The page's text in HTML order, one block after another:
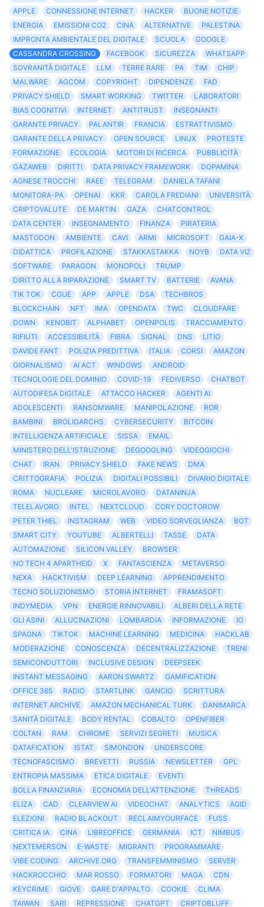
APPLE
CONNESSIONE INTERNET HACKER
BUONE NOTIZIE
ENERGIA
EMISSIONI CO2 CINA ALTERNATIVE
PALESTINA
IMPRONTA AMBIENTALE DEL DIGITALE
SCUOLA
GOOGLE
CASSANDRA CROSSING
FACEBOOK SICUREZZA
WHATSAPP
SOVRANITÀ DIGITALE
LLM TERRE RARE PA TIM
CHIP
MALWARE
AGCOM COPYRIGHT DIPENDENZE
FAD
PRIVACY SHIELD
SMART WORKING TWITTER
LABORATORI
BIAS COGNITIVI
INTERNET ANTITRUST
INSEGNANTI
GARANTE PRIVACY
PALANTIR FRANCIA
ESTRATTIVISMO
GARANTE DELLA PRIVACY
OPEN SOURCE LINUX
PROTESTE
FORMAZIONE
ECOLOGIA MOTORI DI RICERCA
PUBBLICITÀ
GAZAWEB
DIRITTI DATA PRIVACY FRAMEWORK
DOPAMINA
AGNESE TROCCHI
RAEE TELEGRAM
DANIELA TAFANI
MONITORA-PA
OPENAI KKR CAROLA FREDIANI
UNIVERSITÀ
CRIPTOVALUTE
DE MARTIN GAZA
CHATCONTROL
DATA CENTER
INSEGNAMENTO FINANZA
PIRATERIA
MASTODON
AMBIENTE CAVI ARMI MICROSOFT
GAIA-X
DIDATTICA
PROFILAZIONE STAKKASTAKKA NOYB
DATA VIZ
SOFTWARE
PARAGON MONOPOLI
TRUMP
DIRITTO ALLA RIPARAZIONE
SMART TV BATTERIE
AVANA
TIK TOK
CGUE APP APPLE DSA
TECHBROS
BLOCKCHAIN
NFT IMA OPENDATA TWC
CLOUDFARE
DOWN
KENOBIT ALPHABET OPENPOLIS
TRACCIAMENTO
RIFIUTI
ACCESSIBILITÀ FIBRA SIGNAL DNS
LITIO
DAVIDE FANT
POLIZIA PREDITTIVA ITALIA CORSI
AMAZON
GIORNALISMO
AI ACT WINDOWS
ANDROID
TECNOLOGIE DEL DOMINIO
COVID-19 FEDIVERSO
CHATBOT
AUTODIFESA DIGITALE
ATTACCO HACKER
AGENTI AI
ADOLESCENTI
RANSOMWARE MANIPOLAZIONE
ROR
BAMBINI
BROLIGARCHS CYBERSECURITY
BITCOIN
INTELLIGENZA ARTIFICIALE
SISSA
EMAIL
MINISTERO DELL'ISTRUZIONE
DEGOOGLING
VIDEOGIOCHI
CHAT
IRAN PRIVACY SHIELD FAKE NEWS
DMA
CRITTOGRAFIA
POLIZIA DIGITALI POSSIBILI
DIVARIO DIGITALE
ROMA
NUCLEARE MICROLAVORO
DATANINJA
TELELAVORO
INTEL NEXTCLOUD
CORY DOCTOROW
PETER THIEL
INSTAGRAM WEB VIDEO SORVEGLIANZA
BOT
SMART CITY
YOUTUBE ALBERTELLI TASSE
DATA
AUTOMAZIONE
SILICON VALLEY
BROWSER
NO TECH 4 APARTHEID
X FANTASCIENZA
METAVERSO
NEXA
HACKTIVISM DEEP LEARNING
APPRENDIMENTO
TECNO SOLUZIONISMO
STORIA INTERNET
FRAMASOFT
INDYMEDIA
VPN ENERGIE RINNOVABILI
ALBERI DELLA RETE
GLI ASINI
ALLUCINAZIONI LOMBARDIA INFORMAZIONE
IO
SPAGNA
TIKTOK MACHINE LEARNING MEDICINA
HACKLAB
MODERAZIONE
CONOSCENZA DECENTRALIZZAZIONE
TRENI
SEMICONDUTTORI
INCLUSIVE DESIGN
DEEPSEEK
INSTANT MESSAGING
AARON SWARTZ
GAMIFICATION
OFFICE 365
RADIO STARTLINK GANCIO
SCRITTURA
INTERNET ARCHIVE
AMAZON MECHANICAL TURK
DANIMARCA
SANITÀ DIGITALE
BODY RENTAL COBALTO
OPENFIBER
COLTAN
RAM CHROME SERVIZI SEGRETI
MUSICA
DATAFICATION
ISTAT SIMONDON
UNDERSCORE
TECNOFASCISMO
BREVETTI RUSSIA NEWSLETTER
GPL
ENTROPIA MASSIMA
ETICA DIGITALE
EVENTI
BOLLA FINANZIARIA
ECONOMIA DELL'ATTENZIONE
THREADS
ELIZA
CAD CLEARVIEW AI VIDEOCHAT ANALYTICS
AGID
ELEZIONI
RADIO BLACKOUT RECLAIMYOURFACE
FUSS
CRITICA IA
CINA LIBREOFFICE GERMANIA ICT
NIMBUS
NEXTEMERSON
E-WASTE MIGRANTI
PROGRAMMARE
VIBE CODING
ARCHIVE.ORG TRANSFEMMINISMO
SERVER
HACKROCCHIO
MAR ROSSO FORMATORI MAGA
CDN
KEYCRIME
GIOVE GARE D'APPALTO COOKIE
CLIMA
TAIWAN
SARI REPRESSIONE CHATGPT
CRIPTOBLUFF